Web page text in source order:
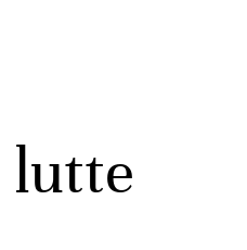
lutte